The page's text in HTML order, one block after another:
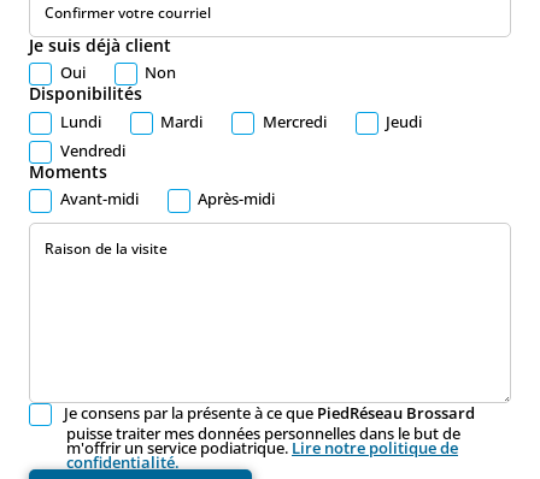
Confirmer votre courriel
Je suis déjà client
Oui Non
Disponibilités
Lundi Mardi Mercredi
Jeudi
Vendredi
Moments
Avant-midi Après-midi
Raison de la visite
Je consens par la présente à ce que PiedRéseau Brossard
puisse traiter mes données personnelles dans le but de
m'offrir un service podiatrique. Lire notre politique de
confidentialité.